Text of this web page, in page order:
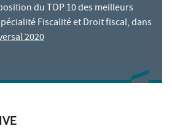
du TOP 10 des meilleurs
Fiscalité et Droit fiscal, dans
2020